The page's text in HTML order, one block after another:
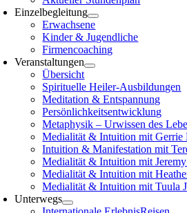
Einzelbegleitung
Erwachsene
Kinder & Jugendliche
Firmencoaching
Veranstaltungen
Übersicht
Spirituelle Heiler-Ausbildungen
Meditation & Entspannung
Persönlichkeitsentwicklung
Metaphysik – Urwissen des
Medialität & Intuition mit Gerrie
Intuition & Manifestation mit
Medialität & Intuition mit
Medialität & Intuition mit
Medialität & Intuition mit Tuula
Unterwegs